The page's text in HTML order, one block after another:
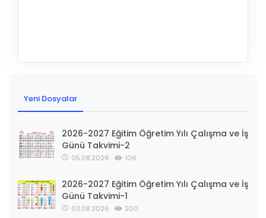
Yeni Dosyalar
2026-2027 Eğitim Öğretim Yılı Çalışma ve İş
Günü Takvimi-2
05.08.2026 106
2026-2027 Eğitim Öğretim Yılı Çalışma ve İş
Günü Takvimi-1
03.08.2026 200